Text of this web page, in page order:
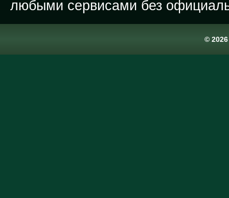
любыми сервисами без
©